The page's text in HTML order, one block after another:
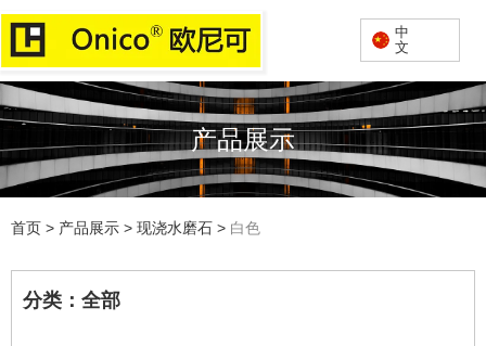
中
文
产品展示
首页 > 产品展示 > 现浇水磨石 > 白色
分类：全部